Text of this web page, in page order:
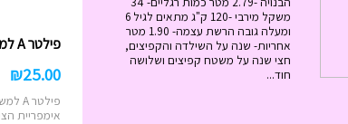
משקל מירבי -120 ק"ג מתאים לגיל 6
ומעלה גובה הרשת עצמה- 1.90 מטר
אחריות- שנה על השילדה והקפיצים,
חצי שנה על משטח קפיצים ושלושה
חוד...
פילטר A למשאבה530/1000/15...
25.00
₪
אימפריית